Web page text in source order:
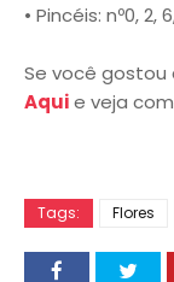
• Pincéis: nº0, 2,
Se você gostou
Aquie veja
Tags: Flores